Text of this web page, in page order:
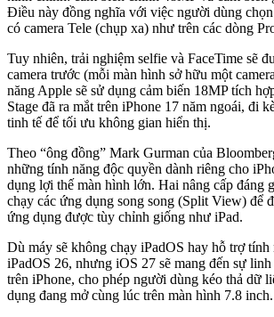
Điều này đồng nghĩa với việc người dùng
có camera Tele (chụp xa) như trên các dòng
Tuy nhiên, trải nghiệm selfie và FaceTime sẽ
camera trước (mỗi màn hình sở hữu một
năng Apple sẽ sử dụng cảm biến 18MP tích
Stage đã ra mắt trên iPhone 17 năm ngoái, đi
tinh tế để tối ưu không gian hiển thị.
Theo “ông đồng” Mark Gurman của
những tính năng độc quyền dành riêng cho
dụng lợi thế màn hình lớn. Hai nâng cấp đáng
chạy các ứng dụng song song (Split View) để
ứng dụng được tùy chỉnh giống như iPad.
Dù máy sẽ không chạy iPadOS hay hỗ trợ tính
iPadOS 26, nhưng iOS 27 sẽ mang đến sự
trên iPhone, cho phép người dùng kéo thả dữ
dụng đang mở cùng lúc trên màn hình 7.8 inch.